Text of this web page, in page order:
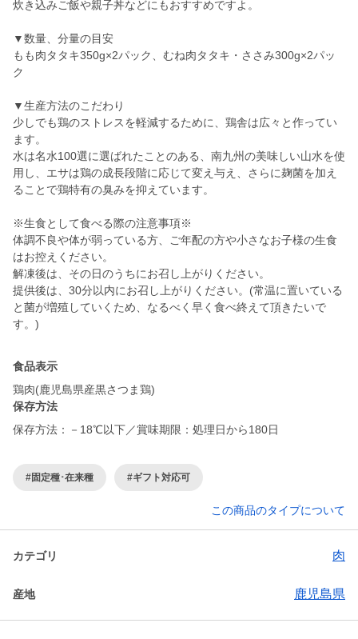
炊き込みご飯や親子丼などにもおすすめですよ。
▼数量、分量の目安
もも肉タタキ350g×2パック、むね肉タタキ・ささみ300g×2パッ
ク
▼生産方法のこだわり
少しでも鶏のストレスを軽減するために、鶏舎は広々と作ってい
ます。
水は名水100選に選ばれたことのある、南九州の美味しい山水を使
用し、エサは鶏の成長段階に応じて変え与え、さらに麹菌を加え
ることで鶏特有の臭みを抑えています。
※生食として食べる際の注意事項※
体調不良や体が弱っている方、ご年配の方や小さなお子様の生食
はお控えください。
解凍後は、その日のうちにお召し上がりください。
提供後は、30分以内にお召し上がりください。(常温に置いている
と菌が増殖していくため、なるべく早く食べ終えて頂きたいで
す。)
食品表示
鶏肉(鹿児島県産黒さつま鶏)
保存方法
保存方法：－18℃以下／賞味期限：処理日から180日
#固定種･在来種 #ギフト対応可
この商品のタイプについて
カテゴリ 肉
産地 鹿児島県